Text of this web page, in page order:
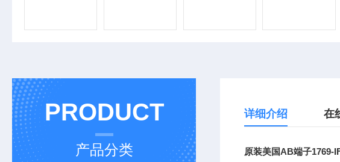
PRODUCT
产品分类
详细介绍 在
原装美国AB端子1769-